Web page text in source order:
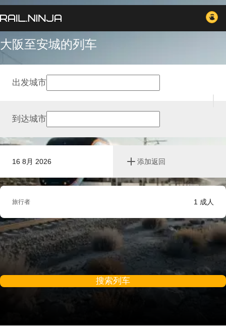
大阪至安城的列车
16 8月 2026 添加返回
出发城市
到达城市
旅行者 1 成人
搜索列车